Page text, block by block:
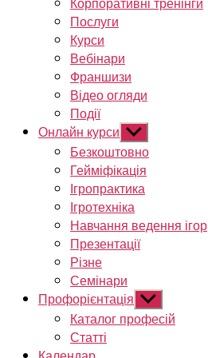
Послуги
Курси
Вебінари
Франшизи
Відео огляди
Події
Онлайн курси Показати
підменю
Безкоштовно
Гейміфікація
Ігропрактика
Ігротехніка
Навчання ведення ігор
Презентації
Різне
Семінари
Профорієнтація Показати
підменю
Каталог професій
Статті